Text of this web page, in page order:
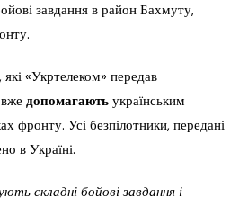
завдання в район Бахмуту,
які «Укртелеком» передав
допомагають українським
фронту. Усі безпілотники, передані
в Україні.
складні бойові завдання і